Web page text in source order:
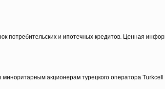
потребительских и ипотечных кредитов. Ценная
акционерам турецкого оператора